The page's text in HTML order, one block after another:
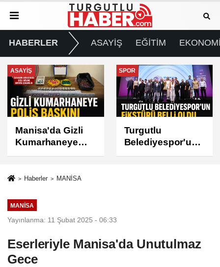
HABERLER ASAYİŞ EĞİTİM
SPOR
Turgutlu
Belediyespor'un
Fikstürü Belli
GÜNDEM
Turgutlu'da İki
Mahallede Planlı
Elektrik Kesintisi
Haberler MANİSA
MANİSA
Yayınlanma: 11 Şubat 2025 - 06:33
Eserleriyle Manisa'da Unutulmaz
Gece